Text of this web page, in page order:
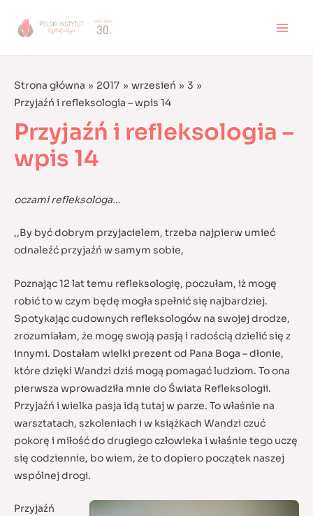
Strona główna 2017 wrzesień
3
Przyjaźń i refleksologia – wpis 14
Przyjaźń i refleksologia –
wpis 14
oczami refleksologa…
,,By być dobrym przyjacielem, trzeba najpierw umieć
odnaleźć przyjaźń w samym sobie,
Poznając 12 lat temu refleksologię, poczułam, iż mogę
robić to w czym będę mogła spełnić się najbardziej.
Spotykając cudownych refleksologów na swojej drodze,
zrozumiałam, że mogę swoją pasją i radością dzielić się z
innymi. Dostałam wielki prezent od Pana Boga – dłonie,
które dzięki Wandzi dziś mogą pomagać ludziom. To ona
pierwsza wprowadziła mnie do Świata Refleksologii.
Przyjaźń i wielka pasja idą tutaj w parze. To właśnie na
warsztatach, szkoleniach i w książkach Wandzi czuć
pokorę i miłość do drugiego człowieka i właśnie tego uczę
się codziennie, bo wiem, że to dopiero początek naszej
wspólnej drogi.
Przyjaźń